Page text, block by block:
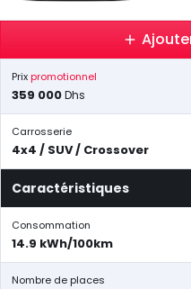
Prix promotionnel
359 000Dhs
Carrosserie
4x4 / SUV / Crossover
Caractéristiques
Consommation
14.9 kWh/100km
Nombre de places